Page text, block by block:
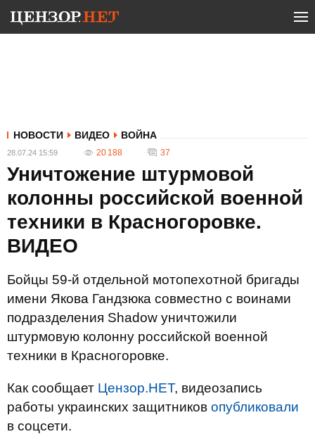
НОВОСТИ ВИДЕО ВОЙНА
28.07.24 15:59 20 188 37
Уничтожение штурмовой
колонны российской военной
техники в Красногоровке.
ВИДЕО
Бойцы 59-й отдельной мотопехотной бригады
имени Якова Гандзюка совместно с воинами
подразделения Shadow уничтожили
штурмовую колонну российской военной
техники в Красногоровке.
Как сообщает Цензор.НЕТ, видеозапись
работы украинских защитников опубликовали
в соцсети.